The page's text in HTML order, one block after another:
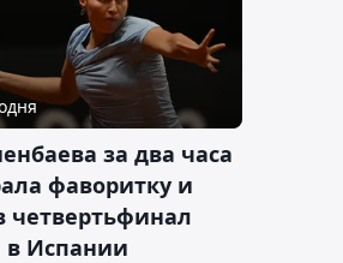
за два часа
фаворитку и
четвертьфинал
в Испании